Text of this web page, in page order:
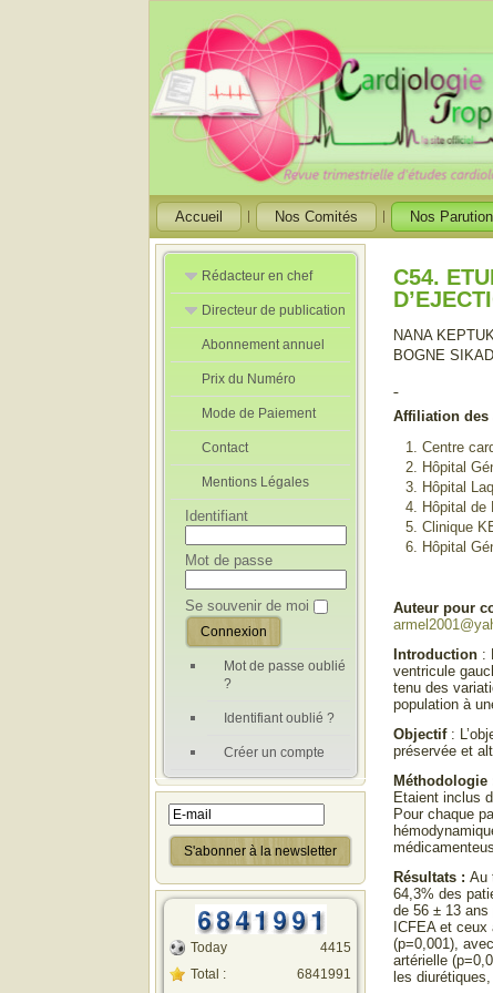
Accueil Nos Comités Nos
Rédacteur en chef
Rédacteurs en
Chef Adjoint
Directeur de publication
Directeur de
publication
adjoint
Abonnement annuel
Prix du Numéro
Mode de Paiement
Contact
Mentions Légales
Identifiant
Mot de passe
Se souvenir de moi
Mot de passe oublié
?
Identifiant oublié ?
Créer un compte
Today
Total :
4415
6841991
C54.
NANA
BOGNE
Affiliation des
Centre
Hôpital
Hôpital
Hôpital
Clinique
Hôpital
Auteur pour
Introduction :
ventricule
tenu des
population à
Objectif:
préservée et
Méthodologie
Etaient inclus
Pour chaque
Résultats :Au
64,3% des
de 56 ± 13
ICFEA et
(p=0,001),
artérielle
les